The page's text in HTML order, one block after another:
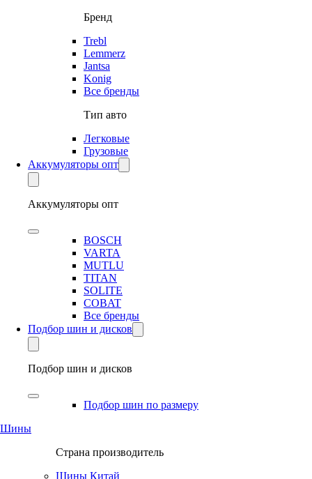
Бренд
Trebl
Lemmerz
Jantsa
Konig
Все бренды
Тип авто
Легковые
Грузовые
Аккумуляторы опт
Аккумуляторы опт
BOSCH
VARTA
MUTLU
TITAN
SOLITE
COBAT
Все бренды
Подбор шин и дисков
Подбор шин и дисков
Подбор шин по размеру
Шины
Страна производитель
Шины Китай